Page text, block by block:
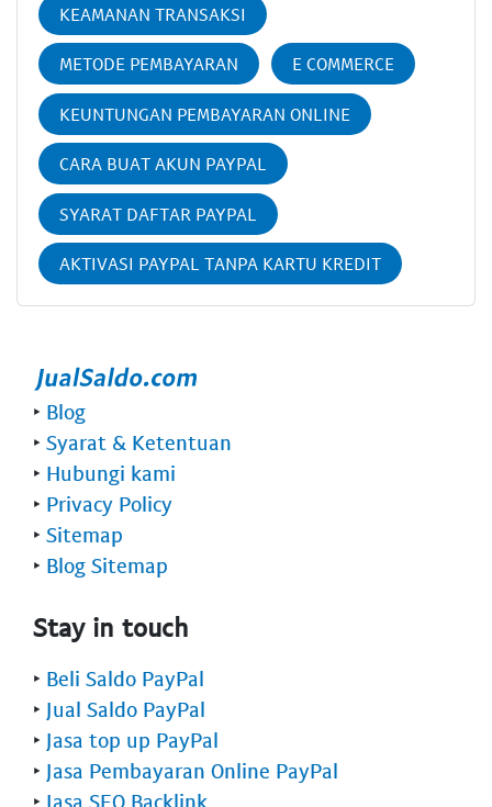
KEAMANAN TRANSAKSI
METODE PEMBAYARAN E COMMERCE
KEUNTUNGAN PEMBAYARAN ONLINE
CARA BUAT AKUN PAYPAL
SYARAT DAFTAR PAYPAL
AKTIVASI PAYPAL TANPA KARTU KREDIT
‣ Blog
‣ Syarat & Ketentuan
‣ Hubungi kami
‣ Privacy Policy
‣ Sitemap
‣ Blog Sitemap
Stay in touch
‣ Beli Saldo PayPal
‣ Jual Saldo PayPal
‣ Jasa top up PayPal
‣ Jasa Pembayaran Online PayPal
‣ Jasa SEO Backlink